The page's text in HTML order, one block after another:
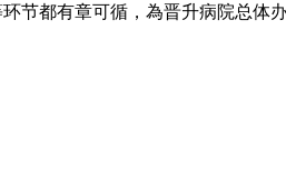
节都有章可循，為晋升病院总体